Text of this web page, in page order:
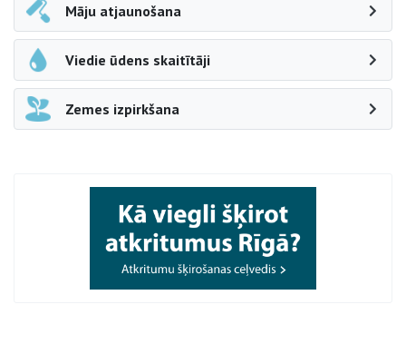
Māju atjaunošana
Viedie ūdens skaitītāji
Zemes izpirkšana